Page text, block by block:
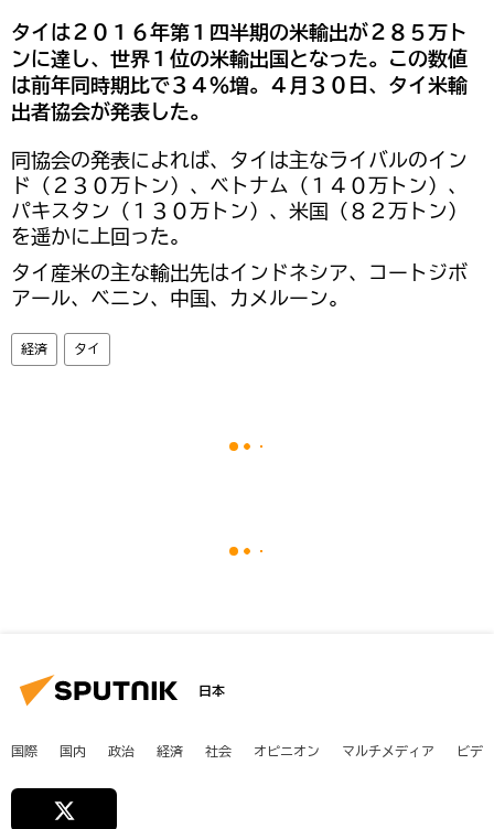
タイは２０１６年第１四半期の米輸出が２８５万ト
ンに達し、世界１位の米輸出国となった。この数値
は前年同時期比で３４％増。４月３０日、タイ米輸
出者協会が発表した。
同協会の発表によれば、タイは主なライバルのイン
ド（２３０万トン）、ベトナム（１４０万トン）、
パキスタン（１３０万トン）、米国（８２万トン）
を遥かに上回った。
タイ産米の主な輸出先はインドネシア、コートジボ
アール、ベニン、中国、カメルーン。
経済 タイ
日本
国際 国内 政治 経済 社会 オピニオン マルチメディア ビデ